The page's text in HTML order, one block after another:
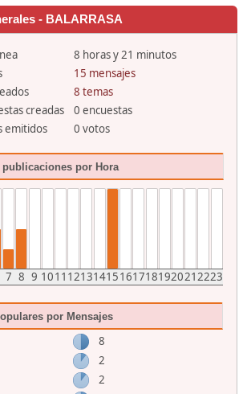
- BALARRASA
8 horas y 21 minutos
15 mensajes
8 temas
creadas
0 encuestas
emitidos
0 votos
por Hora
7 8 9 1011 121314151617181920212223
por Mensajes
8
2
2